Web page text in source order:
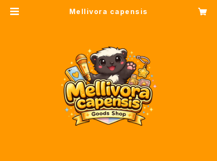
Mellivora capensis